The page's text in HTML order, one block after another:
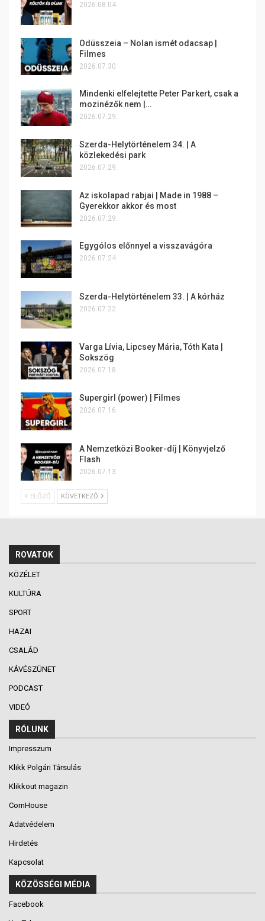
2026.08.04.
Odüsszeia – Nolan ismét odacsap |
Filmes
2026.07.30.
Mindenki elfelejtette Peter Parkert, csak a
mozinézők nem |…
2026.07.29.
Szerda-Helytörténelem 34. | A
közlekedési park
2026.07.29.
Az iskolapad rabjai | Made in 1988 –
Gyerekkor akkor és most
2026.07.29.
Egygólos előnnyel a visszavágóra
2026.07.24.
Szerda-Helytörténelem 33. | A kórház
2026.07.22.
Varga Lívia, Lipcsey Mária, Tóth Kata |
Sokszög
2026.07.18.
Supergirl (power) | Filmes
2026.07.16.
A Nemzetközi Booker-díj | Könyvjelző
Flash
2026.07.13.
ELŐZŐ KÖVETKEZŐ
ROVATOK
KÖZÉLET
KULTÚRA
SPORT
HAZAI
CSALÁD
KÁVÉSZÜNET
PODCAST
VIDEÓ
RÓLUNK
Impresszum
Klikk Polgári Társulás
Klikkout magazin
CornHouse
Adatvédelem
Hirdetés
Kapcsolat
KÖZÖSSÉGI MÉDIA
Facebook